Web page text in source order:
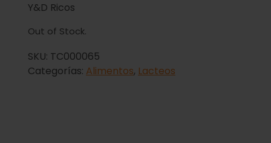
Y&D Ricos
Out of Stock.
SKU: TC000065
Categorías: Alimentos, Lacteos